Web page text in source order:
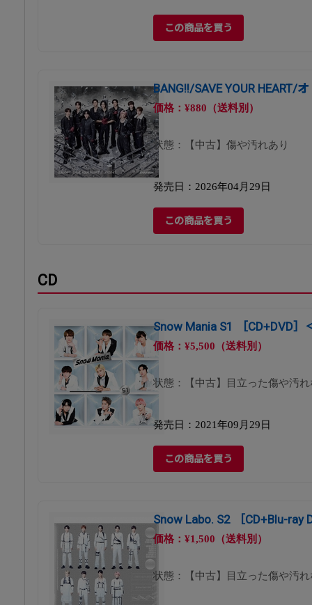
この商品を買う
BANG!!/SAVE YOUR HEART/
価格：¥880（送料別）
状態：【中古】傷や汚れあり
発売日：2026年04月29日
この商品を買う
CD
Snow Mania S1 ［CD+DVD］
価格：¥5,500（送料別）
状態：【中古】目立った傷や汚
発売日：2021年09月29日
この商品を買う
Snow Labo. S2 ［CD+Blu-ray
価格：¥1,500（送料別）
状態：【中古】目立った傷や汚